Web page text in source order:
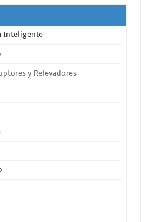
Inteligente
y Relevadores